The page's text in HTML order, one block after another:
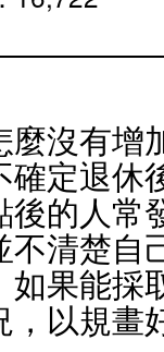
麼沒有
定退休
的人常
清楚自
果能採
，以規畫